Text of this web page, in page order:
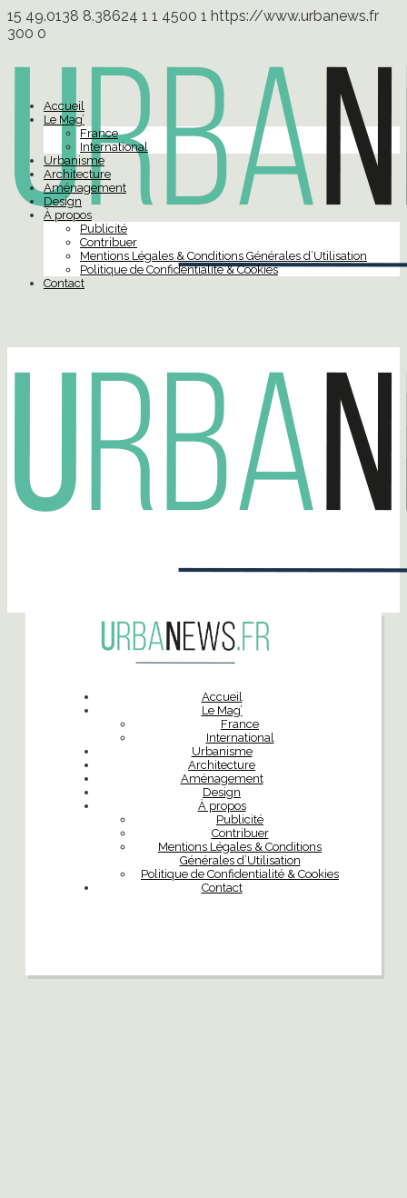
15 49.0138 8.38624 1 1 4500 1 https://www.urbanews.fr
300 0
Accueil
Le Mag’
France
International
Urbanisme
Architecture
Aménagement
Design
À propos
Publicité
Contribuer
Mentions Légales & Conditions Générales d’Utilisation
Politique de Confidentialité & Cookies
Contact
Accueil
Le Mag’
France
International
Urbanisme
Architecture
Aménagement
Design
À propos
Publicité
Contribuer
Mentions Légales & Conditions
Générales d’Utilisation
Politique de Confidentialité & Cookies
Contact